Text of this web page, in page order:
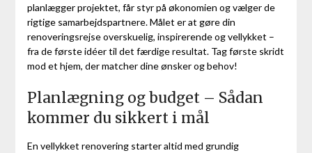
planlægger projektet, får styr på økonomien og vælger de
rigtige samarbejdspartnere. Målet er at gøre din
renoveringsrejse overskuelig, inspirerende og vellykket –
fra de første idéer til det færdige resultat. Tag første skridt
mod et hjem, der matcher dine ønsker og behov!
Planlægning og budget – Sådan
kommer du sikkert i mål
En vellykket renovering starter altid med grundig